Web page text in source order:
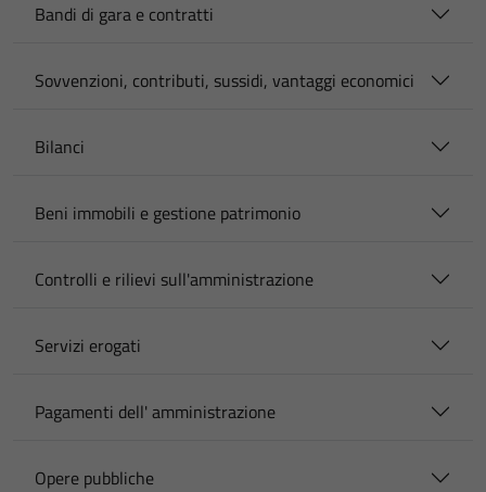
Bandi di gara e contratti
Sovvenzioni, contributi, sussidi, vantaggi economici
Bilanci
Beni immobili e gestione patrimonio
Controlli e rilievi sull'amministrazione
Servizi erogati
Pagamenti dell' amministrazione
Opere pubbliche